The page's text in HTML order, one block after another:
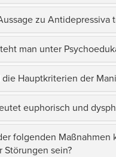
zu Antidepressiva
man unter
die Hauptkriterien der
euphorisch und
folgenden
Störungen sein?